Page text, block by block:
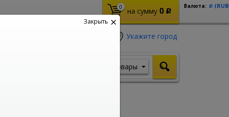
0 на сумму 0 Р
Валюта: Р
Укажите город
Товары
Закрыть